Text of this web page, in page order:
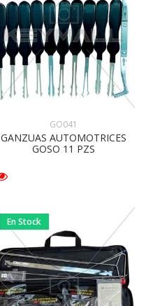
GO041
GANZUAS AUTOMOTRICES
GOSO 11 PZS
En Stock